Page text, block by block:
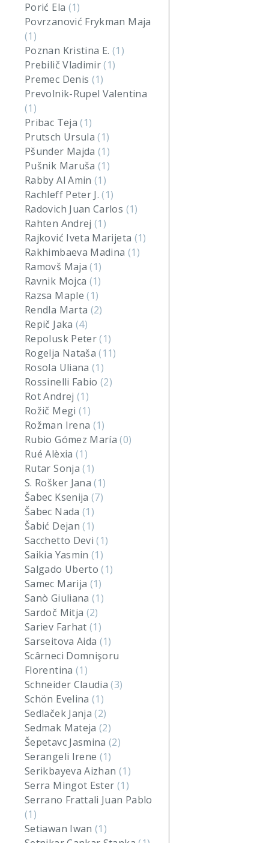
Porić Ela (1)
Povrzanović Frykman Maja
(1)
Poznan Kristina E. (1)
Prebilič Vladimir(1)
Premec Denis (1)
Prevolnik-Rupel Valentina
(1)
Pribac Teja(1)
Prutsch Ursula(1)
Pšunder Majda(1)
Pušnik Maruša(1)
Rabby Al Amin(1)
Rachleff Peter J.(1)
Radovich Juan Carlos (1)
Rahten Andrej(1)
Rajković Iveta Marijeta (1)
Rakhimbaeva Madina (1)
Ramovš Maja(1)
Ravnik Mojca (1)
Razsa Maple(1)
Rendla Marta (2)
Repič Jaka (4)
Repolusk Peter(1)
Rogelja Nataša(11)
Rosola Uliana(1)
Rossinelli Fabio(2)
Rot Andrej (1)
Rožič Megi (1)
Rožman Irena (1)
Rubio Gómez María(0)
Rué Alèxia (1)
Rutar Sonja(1)
S. Rošker Jana(1)
Šabec Ksenija(7)
Šabec Nada (1)
Šabić Dejan(1)
Sacchetto Devi(1)
Saikia Yasmin(1)
Salgado Uberto(1)
Samec Marija (1)
Sanò Giuliana(1)
Sardoč Mitja (2)
Sariev Farhat(1)
Sarseitova Aida (1)
Scârneci Domnişoru
Florentina (1)
Schneider Claudia(3)
Schön Evelina(1)
Sedlaček Janja(2)
Sedmak Mateja(2)
Šepetavc Jasmina(2)
Serangeli Irene (1)
Serikbayeva Aizhan (1)
Serra Mingot Ester (1)
Serrano Frattali Juan Pablo
(1)
Setiawan Iwan(1)